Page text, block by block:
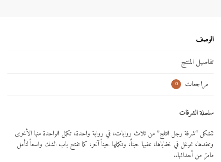
الوصف
تفاصيل المنتج
مراجعات
0
سلسلة الشرفات
تتشكل “شرفة رجل الثلج” من ثلاث روايات، في رواية واحدة، تكمل الواحدة منها الأخرى
وتنقدها، تتوغل في خفاياها، تنفيها حيناً، وتكملها حيناً آخر، كما تفتح باب الشك واسعاً لتأمل
مامرّ من أحداثها..